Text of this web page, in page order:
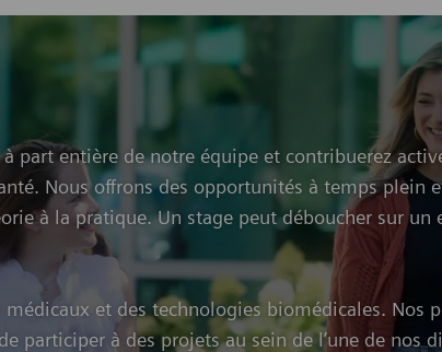
part entière de notre équipe et contribuerez
Nous offrons des opportunités à temps plein
à la pratique. Un stage peut déboucher sur un
et des technologies biomédicales. Nos
à des projets au sein de l’une de nos